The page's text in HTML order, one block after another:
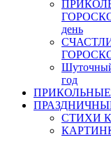
день
год
СТИХИ